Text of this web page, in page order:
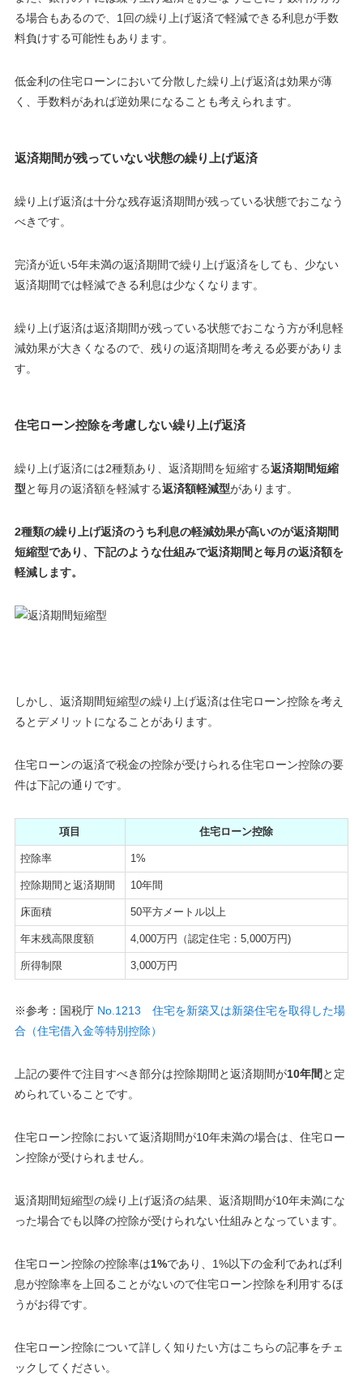
る場合もあるので、 1回の繰り上げ返済で軽減できる利息が手数
料負けする可能性もあります。
低金利の住宅ローンにおいて分散した繰り上げ返済は効果が薄
く、手数料があれば逆効果になることも考えられます。
返済期間が残っていない状態の繰り上げ返済
繰り上げ返済は十分な残存返済期間が残っている状態でおこなう
べきです。
完済が近い5年未満の返済期間で繰り上げ返済をしても、 少ない
返済期間では軽減できる利息は少なくなります。
繰り上げ返済は返済期間が残っている状態でおこなう方が利息軽
減効果が大きくなるので、残りの返済期間を考える必要がありま
す。
住宅ローン控除を考慮しない繰り上げ返済
繰り上げ返済には2種類あり、返済期間を短縮する返済期間短縮
型と毎月の返済額を軽減する返済額軽減型があります。
2種類の繰り上げ返済のうち利息の軽減効果が高いのが返済期間
短縮型であり、下記のような仕組みで返済期間と毎月の返済額を
軽減します。
しかし、返済期間短縮型の繰り上げ返済は住宅ローン控除を考え
るとデメリットになることがあります。
住宅ローンの返済で税金の控除が受けられる住宅ローン控除の要
件は下記の通りです。
項目 住宅ローン控除
控除率 1%
控除期間と返済期間 10年間
床面積 50平方メートル以上
年末残高限度額 4,000万円（認定住宅：5,000万円)
所得制限 3,000万円
※参考：国税庁 No.1213 住宅を新築又は新築住宅を取得した場
合（住宅借入金等特別控除）
上記の要件で注目すべき部分は控除期間と返済期間が10年間 と定
められていることです。
住宅ローン控除において返済期間が10年未満の場合は、住宅ロー
ン控除が受けられません。
返済期間短縮型の繰り上げ返済の結果、返済期間が10年未満にな
った場合でも以降の控除が受けられない仕組みとなっています。
住宅ローン控除の控除率は1%であり、1%以下の金利であれば利
息が控除率を上回ることがないので住宅ローン控除を利用するほ
うがお得です。
住宅ローン控除について詳しく知りたい方はこちらの記事をチェ
ックしてください。